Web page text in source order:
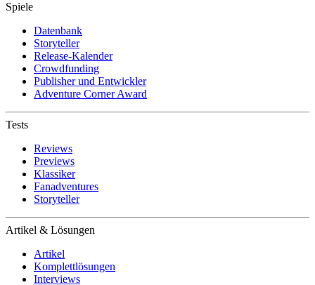
Spiele
Datenbank
Storyteller
Release-Kalender
Crowdfunding
Publisher und Entwickler
Adventure Corner Award
Tests
Reviews
Previews
Klassiker
Fanadventures
Storyteller
Artikel & Lösungen
Artikel
Komplettlösungen
Interviews